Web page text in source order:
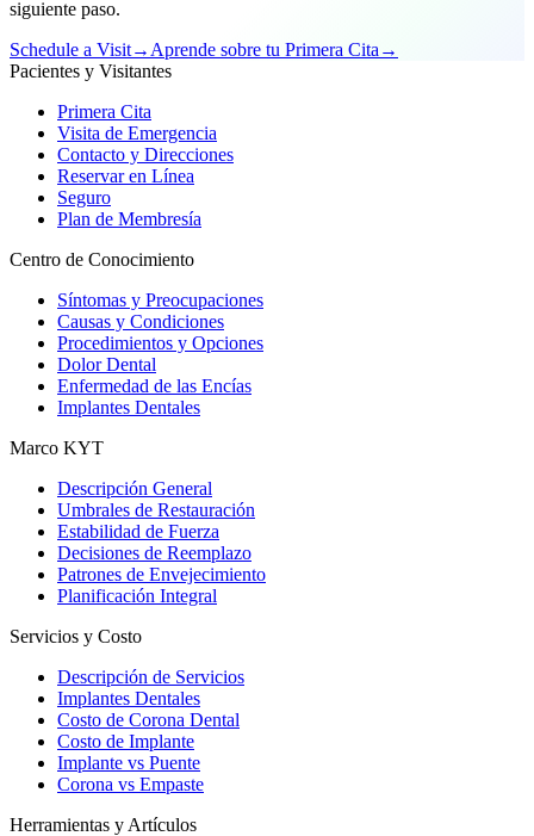
siguiente paso.
Schedule a Visit→ Aprende sobre tu Primera Cita →
Pacientes y Visitantes
Primera Cita
Visita de Emergencia
Contacto y Direcciones
Reservar en Línea
Seguro
Plan de Membresía
Centro de Conocimiento
Síntomas y Preocupaciones
Causas y Condiciones
Procedimientos y Opciones
Dolor Dental
Enfermedad de las Encías
Implantes Dentales
Marco KYT
Descripción General
Umbrales de Restauración
Estabilidad de Fuerza
Decisiones de Reemplazo
Patrones de Envejecimiento
Planificación Integral
Servicios y Costo
Descripción de Servicios
Implantes Dentales
Costo de Corona Dental
Costo de Implante
Implante vs Puente
Corona vs Empaste
Herramientas y Artículos